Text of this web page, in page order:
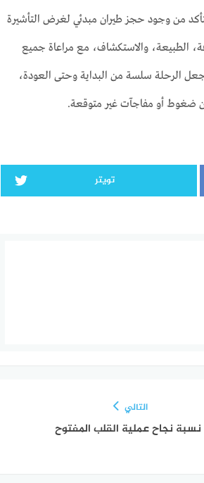
من وجود حجز طيران مبدئي لغرض التأشيرة
الطبيعة، والاستكشاف، مع مراعاة جميع
الرحلة سلسة من البداية وحتى العودة،
ضغوط أو مفاجآت غير متوقعة.
تويتر
التالي
نسبة نجاح عملية القلب المفتوح